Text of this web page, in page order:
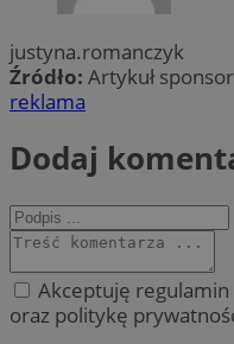
justyna.romanczyk
Źródło: Artykuł
reklama
Dodaj
Akceptuję
oraz politykę